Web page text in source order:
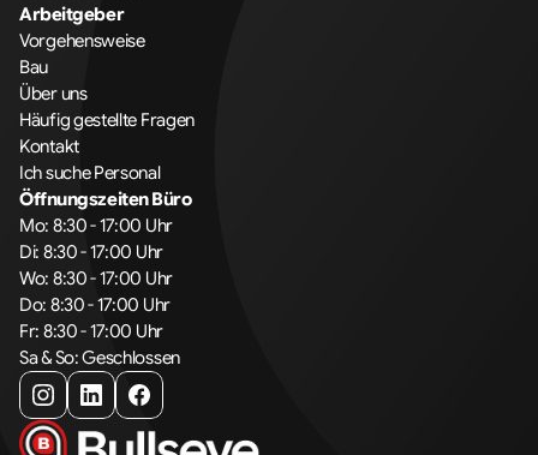
Arbeitgeber
Vorgehensweise
Bau
Über uns
Häufig gestellte Fragen
Kontakt
Ich suche Personal
Öffnungszeiten Büro
Mo: 8:30 - 17:00 Uhr
Di: 8:30 - 17:00 Uhr
Wo: 8:30 - 17:00 Uhr
Do: 8:30 - 17:00 Uhr
Fr: 8:30 - 17:00 Uhr
Sa & So: Geschlossen